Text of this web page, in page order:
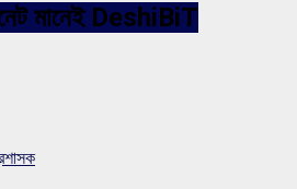
মানেই DeshiBiT